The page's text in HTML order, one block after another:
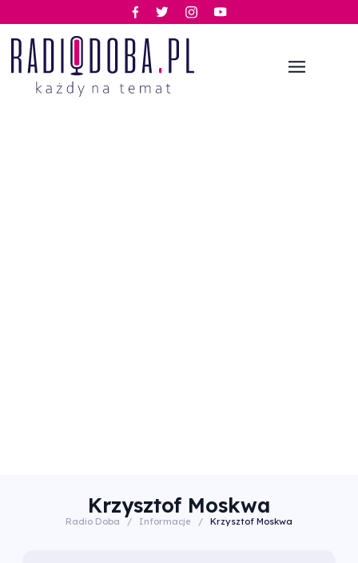
Krzysztof Moskwa
Radio Doba / Informacje / Krzysztof Moskwa